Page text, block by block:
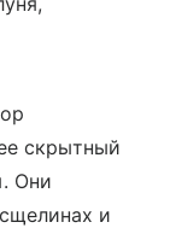
скрытный
Они
и